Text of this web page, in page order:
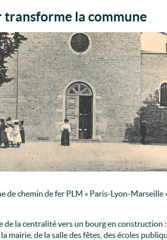
transforme la commune
de chemin de fer PLM « Paris-Lyon-
la centralité vers un bourg en construction
mairie, de la salle des fêtes, des écoles